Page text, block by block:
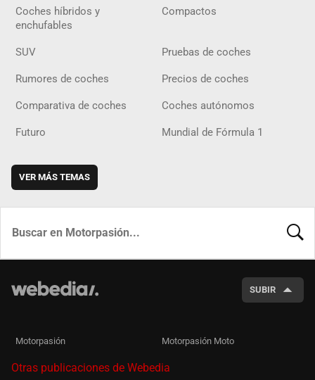
Coches híbridos y
enchufables
Compactos
SUV Pruebas de coches
Rumores de coches Precios de coches
Comparativa de coches Coches autónomos
Futuro Mundial de Fórmula 1
VER MÁS TEMAS
SUBIR
Motorpasión Motorpasión Moto
Otras publicaciones de Webedia